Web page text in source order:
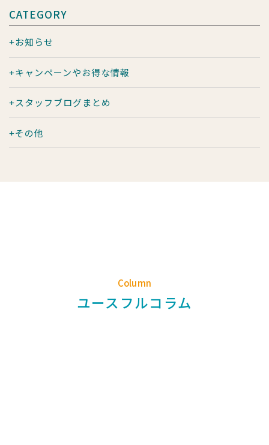
CATEGORY
お知らせ
キャンペーンやお得な情報
スタッフブログまとめ
その他
Column
ユースフルコラム